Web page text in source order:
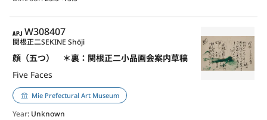
APJ
W308407
顔（五つ） ＊裏：関根正二小品画会案内草稿
Five Faces
関根正二SEKINE Shōji
Mie Prefectural Art Museum
Year: Unknown